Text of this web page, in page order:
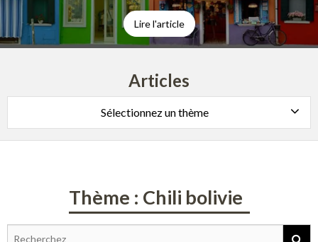
Lire l'article
Articles
Sélectionnez un thème
Thème : Chili bolivie